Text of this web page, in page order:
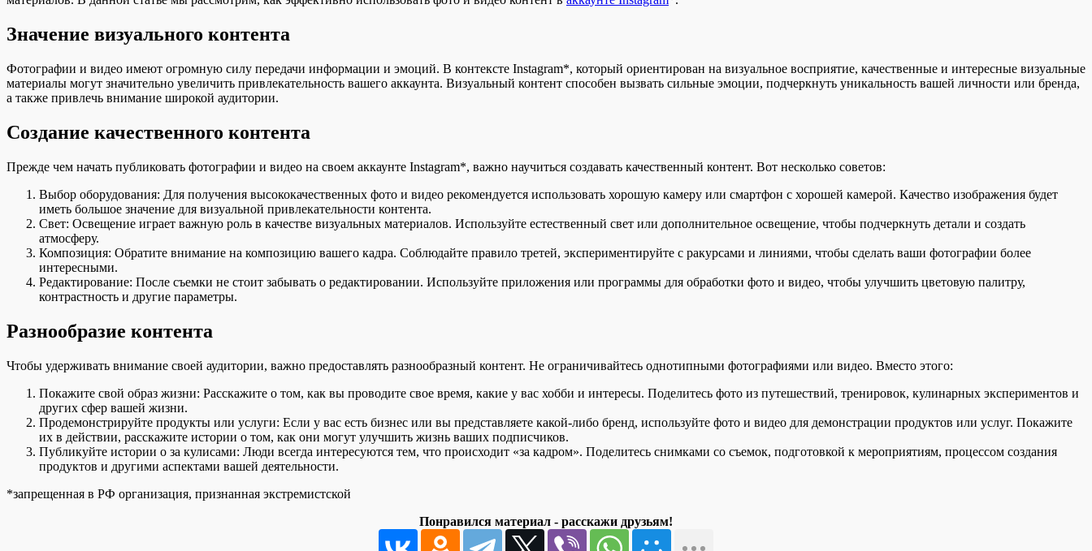
Значение визуального контента
Фотографии и видео имеют огромную силу передачи информации и эмоций. В контексте Instagram*, который ориентирован на визуальное восприятие, качественные и интересные визуальные
материалы могут значительно увеличить привлекательность вашего аккаунта. Визуальный контент способен вызвать сильные эмоции, подчеркнуть уникальность вашей личности или бренда,
а также привлечь внимание широкой аудитории.
Создание качественного контента
Прежде чем начать публиковать фотографии и видео на своем аккаунте Instagram*, важно научиться создавать качественный контент. Вот несколько советов:
Выбор оборудования: Для получения высококачественных фото и видео рекомендуется использовать хорошую камеру или смартфон с хорошей камерой. Качество изображения будет
иметь большое значение для визуальной привлекательности контента.
Свет: Освещение играет важную роль в качестве визуальных материалов. Используйте естественный свет или дополнительное освещение, чтобы подчеркнуть детали и создать
атмосферу.
Композиция: Обратите внимание на композицию вашего кадра. Соблюдайте правило третей, экспериментируйте с ракурсами и линиями, чтобы сделать ваши фотографии более
интересными.
Редактирование: После съемки не стоит забывать о редактировании. Используйте приложения или программы для обработки фото и видео, чтобы улучшить цветовую палитру,
контрастность и другие параметры.
Разнообразие контента
Чтобы удерживать внимание своей аудитории, важно предоставлять разнообразный контент. Не ограничивайтесь однотипными фотографиями или видео. Вместо этого:
Покажите свой образ жизни: Расскажите о том, как вы проводите свое время, какие у вас хобби и интересы. Поделитесь фото из путешествий, тренировок, кулинарных экспериментов и
других сфер вашей жизни.
Продемонстрируйте продукты или услуги: Если у вас есть бизнес или вы представляете какой-либо бренд, используйте фото и видео для демонстрации продуктов или услуг. Покажите
их в действии, расскажите истории о том, как они могут улучшить жизнь ваших подписчиков.
Публикуйте истории о за кулисами: Люди всегда интересуются тем, что происходит «за кадром». Поделитесь снимками со съемок, подготовкой к мероприятиям, процессом создания
продуктов и другими аспектами вашей деятельности.
*запрещенная в РФ организация, признанная экстремистской
Понравился материал - расскажи друзьям!